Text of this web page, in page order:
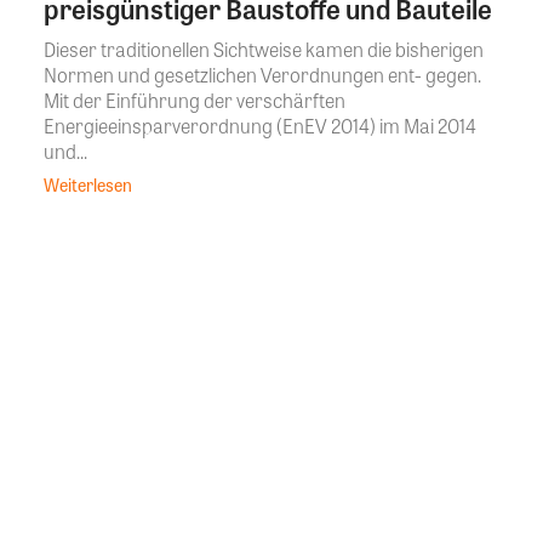
preisgünstiger Baustoffe und Bauteile
Dieser traditionellen Sichtweise kamen die bisherigen
Normen und gesetzlichen Verordnungen ent- gegen.
Mit der Einführung der verschärften
Energieeinsparverordnung (EnEV 2014) im Mai 2014
und...
Weiterlesen